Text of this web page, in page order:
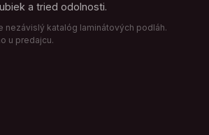
a tried odolnosti.
nezávislý katalóg laminátových podláh.
u predajcu.